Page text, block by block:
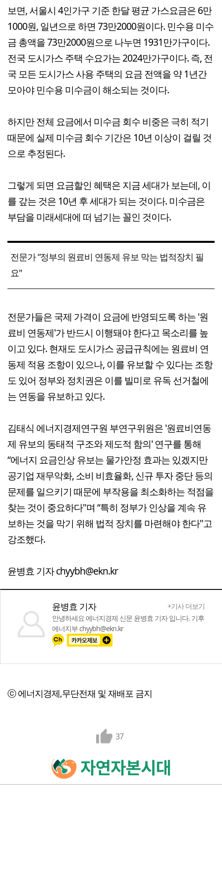
보면, 서울시 4인가구 기준 한달 평균 가스요금은 6만
1000원, 일년으로 하면 73만2000원이다. 민수용 미수
금 총액을 73만2000원으로 나누면 1931만가구이다.
전국 도시가스 주택 수요가는 2024만가구이다. 즉, 전
국 모든 도시가스 사용 주택의 요금 전액을 약 1년간
모아야 민수용 미수금이 해소되는 것이다.
하지만 전체 요금에서 미수금 회수 비중은 극히 적기
때문에 실제 미수금 회수 기간은 10년 이상이 걸릴 것
으로 추정된다.
그렇게 되면 요금할인 혜택은 지금 세대가 보는데, 이
를 갚는 것은 10년 후 세대가 되는 것이다. 미수금은
부담을 미래세대에 떠 넘기는 꼴인 것이다.
전문가 “정부의 원료비 연동제 유보 막는 법적장치 필
요"
전문가들은 국제 가격이 요금에 반영되도록 하는 '원
료비 연동제'가 반드시 이행돼야 한다고 목소리를 높
이고 있다. 현재도 도시가스 공급규칙에는 원료비 연
동제 적용 조항이 있으나, 이를 유보할 수 있다는 조항
도 있어 정부와 정치권은 이를 빌미로 유독 선거철에
는 연동을 유보하고 있다.
김태식 에너지경제연구원 부연구위원은 '원료비연동
제 유보의 동태적 구조와 제도적 함의' 연구를 통해
“에너지 요금인상 유보는 물가안정 효과는 있겠지만
공기업 재무악화, 소비 비효율화, 신규 투자 중단 등의
문제를 일으키기 때문에 부작용을 최소화하는 적점을
찾는 것이 중요하다"며 “특히 정부가 인상을 계속 유
보하는 것을 막기 위해 법적 장치를 마련해야 한다"고
강조했다.
윤병효 기자 chyybh@ekn.kr
윤병효 기자
+기사 더보기
안녕하세요 에너지경제 신문 윤병효 기자 입니다. 기후
에너지부 chyybh@ekn.kr
ⓒ 에너지경제,무단전재 및 재배포 금지
37